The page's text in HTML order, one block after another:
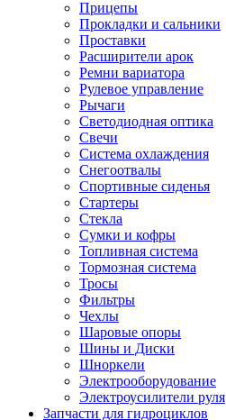
Прицепы
Прокладки и сальники
Проставки
Расширители арок
Ремни вариатора
Рулевое управление
Рычаги
Светодиодная оптика
Свечи
Система охлаждения
Снегоотвалы
Спортивные сиденья
Стартеры
Стекла
Сумки и кофры
Топливная система
Тормозная система
Тросы
Фильтры
Чехлы
Шаровые опоры
Шины и Диски
Шноркели
Электрооборудование
Электроусилители руля
Запчасти для гидроциклов